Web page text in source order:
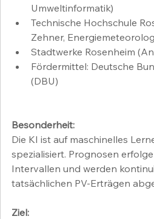
Umweltinformatik)
Technische Hochschule
Zehner,
Stadtwerke Rosenheim
Fördermittel: Deutsche
(DBU)
Besonderheit:
Die KI ist auf maschinelles
spezialisiert. Prognosen
Intervallen und werden
tatsächlichen PV-Erträgen
Ziel: